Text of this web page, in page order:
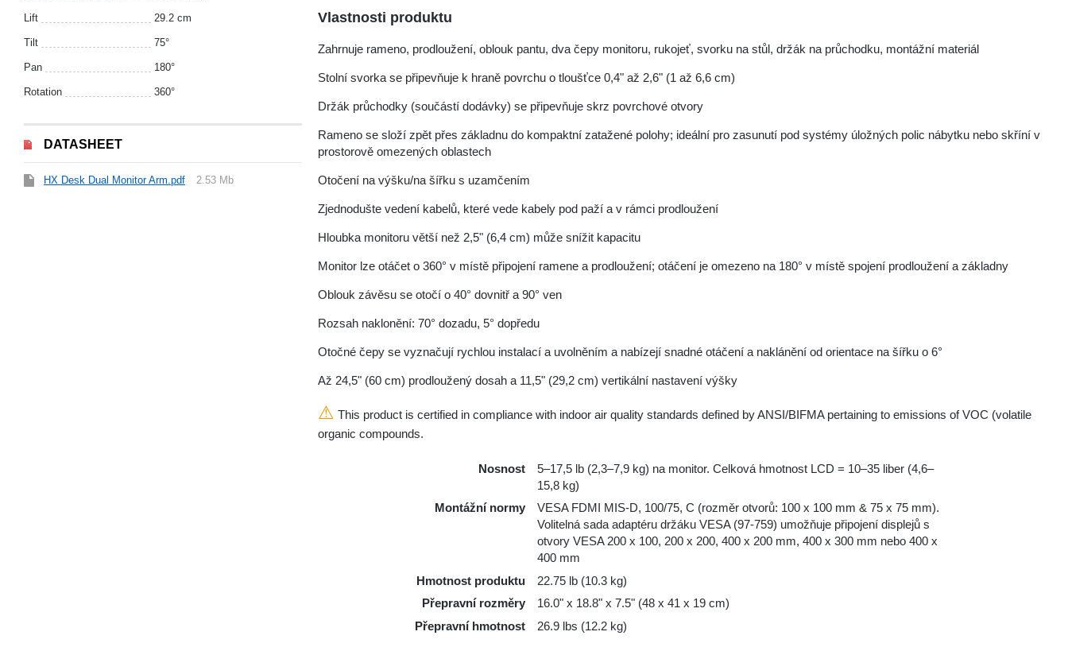
Lift 29.2 cm
Tilt 75°
Pan 180°
Rotation 360°
DATASHEET
HX Desk Dual Monitor Arm.pdf 2.53 Mb
Vlastnosti produktu
Zahrnuje rameno, prodloužení, oblouk pantu, dva čepy monitoru, rukojeť, svorku na stůl, držák na průchodku, montážní materiál
Stolní svorka se připevňuje k hraně povrchu o tloušťce 0,4" až 2,6" (1 až 6,6 cm)
Držák průchodky (součástí dodávky) se připevňuje skrz povrchové otvory
Rameno se složí zpět přes základnu do kompaktní zatažené polohy; ideální pro zasunutí pod systémy úložných polic nábytku nebo skříní v
prostorově omezených oblastech
Otočení na výšku/na šířku s uzamčením
Zjednodušte vedení kabelů, které vede kabely pod paží a v rámci prodloužení
Hloubka monitoru větší než 2,5" (6,4 cm) může snížit kapacitu
Monitor lze otáčet o 360° v místě připojení ramene a prodloužení; otáčení je omezeno na 180° v místě spojení prodloužení a základny
Oblouk závěsu se otočí o 40° dovnitř a 90° ven
Rozsah naklonění: 70° dozadu, 5° dopředu
Otočné čepy se vyznačují rychlou instalací a uvolněním a nabízejí snadné otáčení a naklánění od orientace na šířku o 6°
Až 24,5" (60 cm) prodloužený dosah a 11,5" (29,2 cm) vertikální nastavení výšky
⚠ This product is certified in compliance with indoor air quality standards defined by ANSI/BIFMA pertaining to emissions of VOC (volatile
organic compounds.
Nosnost
5–17,5 lb (2,3–7,9 kg) na monitor. Celková hmotnost LCD = 10–35 liber (4,6–
15,8 kg)
Montážní normy
VESA FDMI MIS-D, 100/75, C (rozměr otvorů: 100 x 100 mm & 75 x 75 mm).
Volitelná sada adaptéru držáku VESA (97-759) umožňuje připojení displejů s
otvory VESA 200 x 100, 200 x 200, 400 x 200 mm, 400 x 300 mm nebo 400 x
400 mm
Hmotnost produktu
22.75 lb (10.3 kg)
Přepravní rozměry
16.0" x 18.8" x 7.5" (48 x 41 x 19 cm)
Přepravní hmotnost
26.9 lbs (12.2 kg)